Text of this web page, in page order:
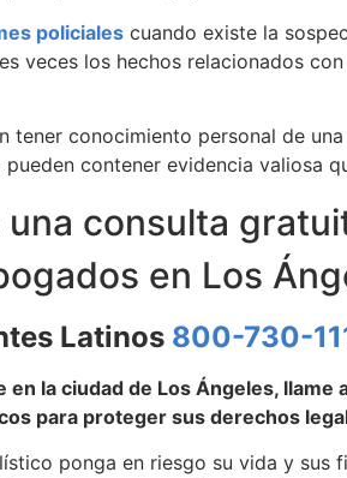
policiales cuando existe la
veces los hechos relacionados
tener conocimiento personal de
contener evidencia valiosa
consulta
en Los
Latinos 800-730-
la ciudad de Los Ángeles, llame
para proteger sus derechos
ponga en riesgo su vida y sus